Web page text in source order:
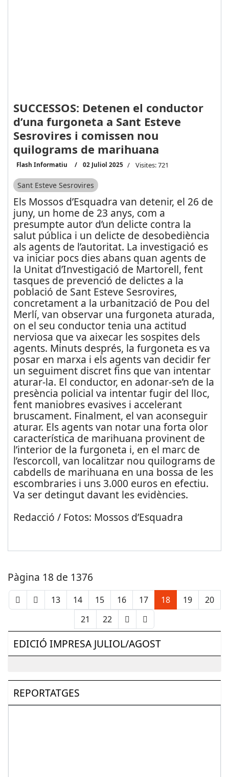
SUCCESSOS: Detenen el conductor
d’una furgoneta a Sant Esteve
Sesrovires i comissen nou
quilograms de marihuana
Flash Informatiu 02 Juliol 2025 Visites: 721
Sant Esteve Sesrovires
Els Mossos d’Esquadra van detenir, el 26 de
juny, un home de 23 anys, com a
presumpte autor d’un delicte contra la
salut pública i un delicte de desobediència
als agents de l’autoritat. La investigació es
va iniciar pocs dies abans quan agents de
la Unitat d’Investigació de Martorell, fent
tasques de prevenció de delictes a la
població de Sant Esteve Sesrovires,
concretament a la urbanització de Pou del
Merlí, van observar una furgoneta aturada,
on el seu conductor tenia una actitud
nerviosa que va aixecar les sospites dels
agents. Minuts després, la furgoneta es va
posar en marxa i els agents van decidir fer
un seguiment discret fins que van intentar
aturar-la. El conductor, en adonar-se’n de la
presència policial va intentar fugir del lloc,
fent maniobres evasives i accelerant
bruscament. Finalment, el van aconseguir
aturar. Els agents van notar una forta olor
característica de marihuana provinent de
l’interior de la furgoneta i, en el marc de
l’escorcoll, van localitzar nou quilograms de
cabdells de marihuana en una bossa de les
escombraries i uns 3.000 euros en efectiu.
Va ser detingut davant les evidències.
Redacció / Fotos: Mossos d’Esquadra
Pàgina 18 de 1376
13 14 15 16 17 18 19
20
21
22
EDICIÓ IMPRESA JULIOL/AGOST
REPORTATGES